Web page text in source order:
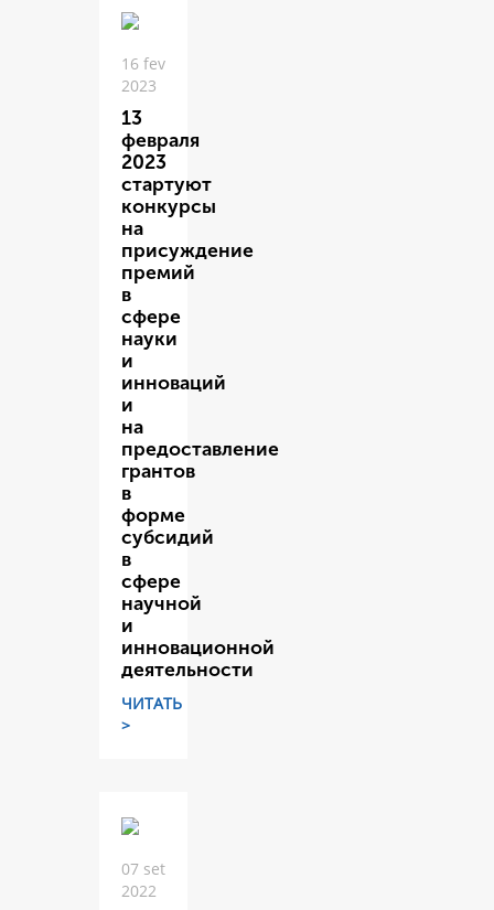
16 fev
2023
13
февраля
2023
стартуют
конкурсы
на
присуждение
премий
в
сфере
науки
и
инноваций
и
на
предоставление
грантов
в
форме
субсидий
в
сфере
научной
и
инновационной
деятельности
ЧИТАТЬ
>
07 set
2022